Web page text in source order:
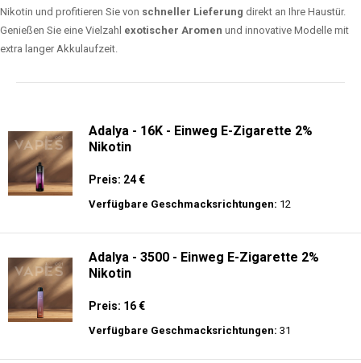
Nikotin und profitieren Sie von schneller Lieferung direkt an Ihre Haustür.
Genießen Sie eine Vielzahl exotischer Aromen und innovative Modelle mit
extra langer Akkulaufzeit.
Adalya - 16K - Einweg E-Zigarette 2%
Nikotin
Preis: 24 €
Verfügbare Geschmacksrichtungen: 12
Adalya - 3500 - Einweg E-Zigarette 2%
Nikotin
Preis: 16 €
Verfügbare Geschmacksrichtungen: 31